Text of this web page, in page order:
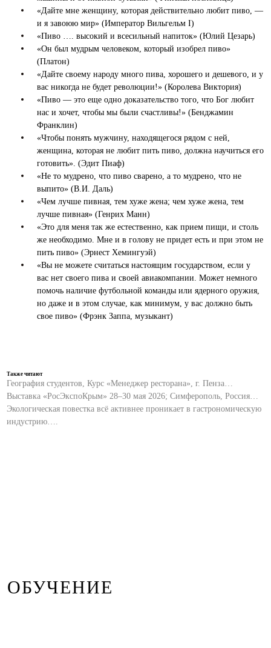
«Дайте мне женщину, которая действительно любит пиво, —
и я завоюю мир» (Император Вильгельм I)
«Пиво …. высокий и всесильный напиток» (Юлий Цезарь)
«Он был мудрым человеком, который изобрел пиво»
(Платон)
«Дайте своему народу много пива, хорошего и дешевого, и у
вас никогда не будет революции!» (Королева Виктория)
«Пиво — это еще одно доказательство того, что Бог любит
нас и хочет, чтобы мы были счастливы!» (Бенджамин
Франклин)
«Чтобы понять мужчину, находящегося рядом с ней,
женщина, которая не любит пить пиво, должна научиться его
готовить». (Эдит Пиаф)
«Не то мудрено, что пиво сварено, а то мудрено, что не
выпито» (В.И. Даль)
«Чем лучше пивная, тем хуже жена; чем хуже жена, тем
лучше пивная» (Генрих Манн)
«Это для меня так же естественно, как прием пищи, и столь
же необходимо. Мне и в голову не придет есть и при этом не
пить пиво» (Эрнест Хемингуэй)
«Вы не можете считаться настоящим государством, если у
вас нет своего пива и своей авиакомпании. Может немного
помочь наличие футбольной команды или ядерного оружия,
но даже и в этом случае, как минимум, у вас должно быть
свое пиво» (Фрэнк Заппа, музыкант)
Также читают
География студентов, Курс «Менеджер ресторана», г. Пенза…
Выставка «РосЭкспоКрым» 28–30 мая 2026; Симферополь, Россия…
Экологическая повестка всё активнее проникает в гастрономическую
индустрию….
ОБУЧЕНИЕ